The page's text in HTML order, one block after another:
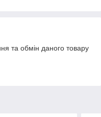
та обмін даного товару